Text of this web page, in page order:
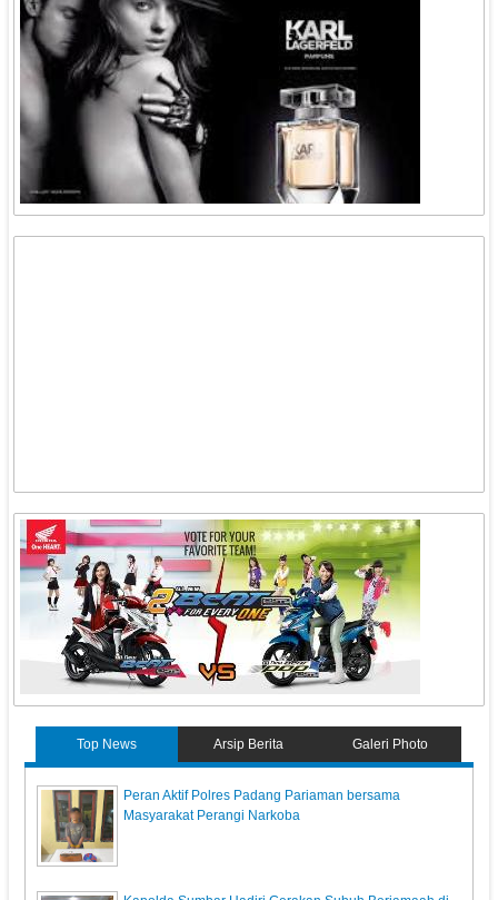
Top News Arsip Berita Galeri Photo
Peran Aktif Polres Padang Pariaman bersama
Masyarakat Perangi Narkoba